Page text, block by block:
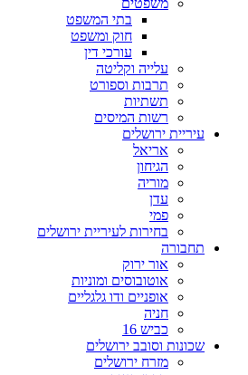
משפטים
בתי המשפט
חוק ומשפט
עורכי דין
עלייה וקליטה
תרבות וספורט
תשתיות
רשות המיסים
עיריית ירושלים
אריאל
הגיחון
מוריה
עדן
פמי
בחירות לעיריית ירושלים
תחבורה
אור ירוק
אוטובוסים ומוניות
אופניים ודו גלגליים
חניה
כביש 16
שכונות וסובב ירושלים
מזרח ירושלים